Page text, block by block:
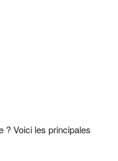
? Voici les principales